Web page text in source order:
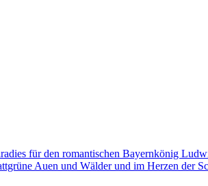
für den romantischen Bayernkönig
Auen und Wälder und im Herzen der